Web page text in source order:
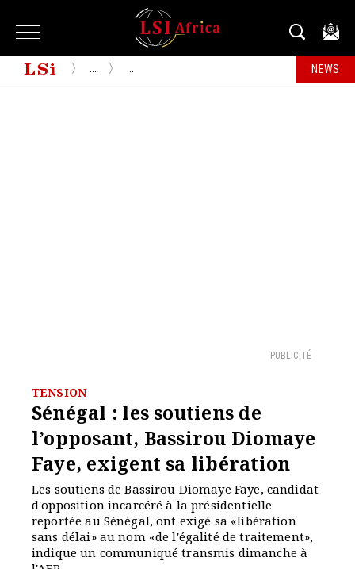
NEWS
PUBLICITÉ
TENSION
Sénégal : les soutiens de
l’opposant, Bassirou Diomaye
Faye, exigent sa libération
Les soutiens de Bassirou Diomaye Faye, candidat
d'opposition incarcéré à la présidentielle
reportée au Sénégal, ont exigé sa «libération
sans délai» au nom «de l'égalité de traitement»,
indique un communiqué transmis dimanche à